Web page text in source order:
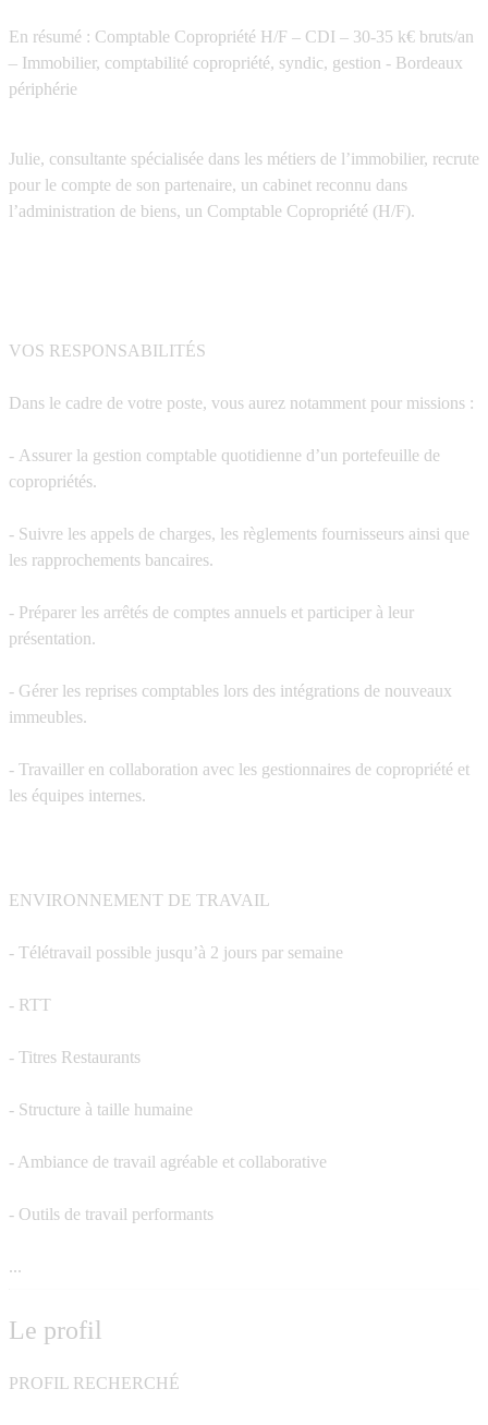
En résumé : Comptable Copropriété H/F – CDI – 30-35 k€ bruts/an
– Immobilier, comptabilité copropriété, syndic, gestion - Bordeaux
périphérie
Julie, consultante spécialisée dans les métiers de l’immobilier, recrute
pour le compte de son partenaire, un cabinet reconnu dans
l’administration de biens, un Comptable Copropriété (H/F).
VOS RESPONSABILITÉS
Dans le cadre de votre poste, vous aurez notamment pour missions :
- Assurer la gestion comptable quotidienne d’un portefeuille de
copropriétés.
- Suivre les appels de charges, les règlements fournisseurs ainsi que
les rapprochements bancaires.
- Préparer les arrêtés de comptes annuels et participer à leur
présentation.
- Gérer les reprises comptables lors des intégrations de nouveaux
immeubles.
- Travailler en collaboration avec les gestionnaires de copropriété et
les équipes internes.
ENVIRONNEMENT DE TRAVAIL
- Télétravail possible jusqu’à 2 jours par semaine
- RTT
- Titres Restaurants
- Structure à taille humaine
- Ambiance de travail agréable et collaborative
- Outils de travail performants
...
Le profil
PROFIL RECHERCHÉ